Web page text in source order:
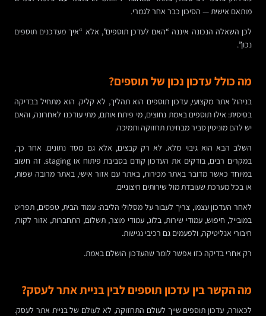
מותאם אישית — הסיכון כבר אחר לגמרי.
לכן השאלה הנכונה איננה “האם לעדכן תוספים”, אלא “איך מעדכנים תוספים
נכון”.
מה כולל עדכון נכון של תוספים?
בניהול אתר מקצועי, עדכון תוספים הוא תהליך, לא קליק. הוא מתחיל בבדיקה
בסיסית: אילו תוספים באמת נחוצים, מי פיתח אותם, מתי עודכנו לאחרונה, והאם
יש להם מוניטין סביר מבחינת תחזוקה ותמיכה.
השלב הבא הוא גיבוי מלא. לא רק קבצים, אלא גם מסד נתונים. אחר כך,
במקרים רבים, בודקים את העדכון קודם בסביבת פיתוח או staging. זה חשוב
במיוחד כאשר מדובר באתר מכירות, באתר עם אזור אישי, באתר מרובה שפות,
או בכל מערכת שעובדת מול שירותים חיצוניים.
לאחר העדכון עצמו, צריך לעבור על מסלולי הליבה: עמוד הבית, טפסים, תפריט
במובייל, חיפוש, עמודי שירות, בלוג, עמודי מוצר, תשלום, התחברות, אזור לקוח,
חיבורי אנליטיקה, ולפעמים גם רכיבי נגישות.
רק אחרי בדיקה כזו אפשר לומר שהעדכון הושלם באמת.
מה הקשר בין עדכון תוספים לבין בניית אתר לעסק?
לכאורה, עדכון תוספים שייך לעולם התחזוקה, לא לעולם של בניית אתר לעסק.